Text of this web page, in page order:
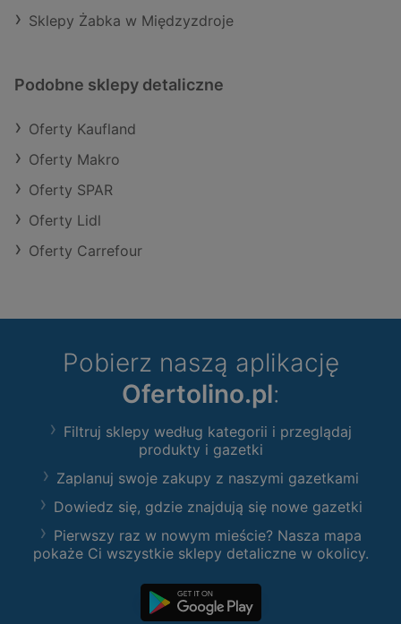
Sklepy Żabka w Międzyzdroje
Podobne sklepy detaliczne
Oferty Kaufland
Oferty Makro
Oferty SPAR
Oferty Lidl
Oferty Carrefour
Pobierz naszą aplikację
Ofertolino.pl:
Filtruj sklepy według kategorii i przeglądaj
produkty i gazetki
Zaplanuj swoje zakupy z naszymi gazetkami
Dowiedz się, gdzie znajdują się nowe gazetki
Pierwszy raz w nowym mieście? Nasza mapa
pokaże Ci wszystkie sklepy detaliczne w okolicy.